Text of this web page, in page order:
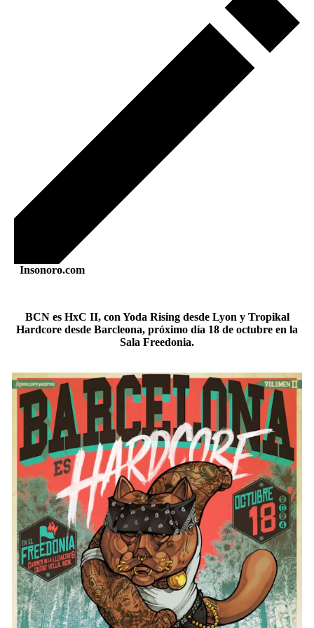
Insonoro.com
BCN es HxC II, con Yoda Rising desde Lyon y Tropikal
Hardcore desde Barcleona, próximo día 18 de octubre en la
Sala Freedonia.